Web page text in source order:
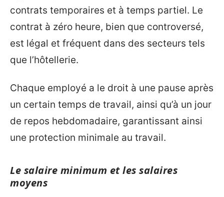
contrats temporaires et à temps partiel. Le
contrat à zéro heure, bien que controversé,
est légal et fréquent dans des secteurs tels
que l’hôtellerie.
Chaque employé a le droit à une pause après
un certain temps de travail, ainsi qu’à un jour
de repos hebdomadaire, garantissant ainsi
une protection minimale au travail.
Le salaire minimum et les salaires
moyens